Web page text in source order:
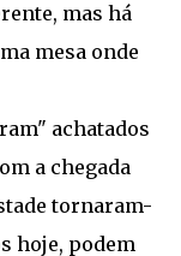
mas há
mesa onde
achatados
a chegada
tornaram-
hoje, podem